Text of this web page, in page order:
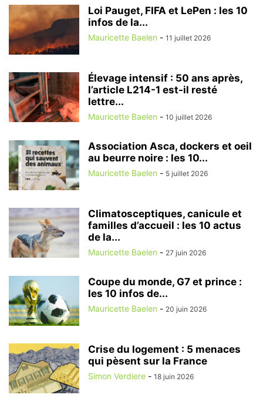
Loi Pauget, FIFA et LePen : les 10
infos de la...
Mauricette Baelen - 11 juillet 2026
Élevage intensif : 50 ans après,
l’article L214-1 est-il resté
lettre...
Mauricette Baelen - 10 juillet 2026
Association Asca, dockers et oeil
au beurre noire : les 10...
Mauricette Baelen - 5 juillet 2026
Climatosceptiques, canicule et
familles d’accueil : les 10 actus
de la...
Mauricette Baelen - 27 juin 2026
Coupe du monde, G7 et prince :
les 10 infos de...
Mauricette Baelen - 20 juin 2026
Crise du logement : 5 menaces
qui pèsent sur la France
Simon Verdiere - 18 juin 2026